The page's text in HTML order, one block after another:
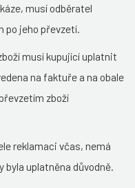
musí odběratel
po jeho převzetí.
musí kupující uplatnit
na faktuře a na obale
zboží
reklamaci včas, nemá
byla uplatněna důvodně.